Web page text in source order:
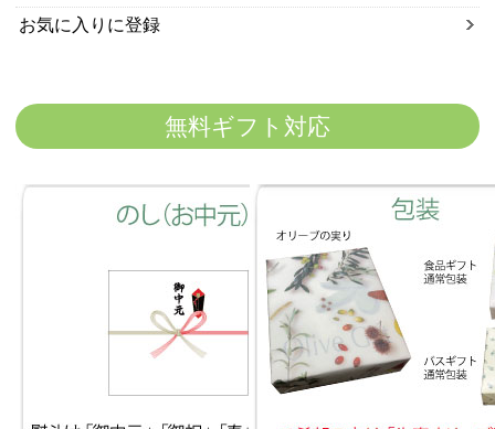
お気に入りに登録
無料ギフト対応